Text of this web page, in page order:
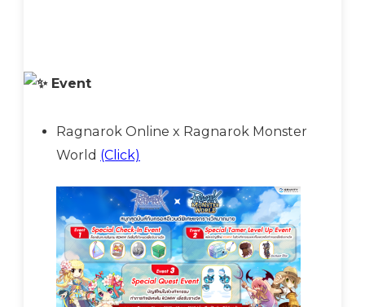
Event
Ragnarok Online x Ragnarok Monster
World (Click)